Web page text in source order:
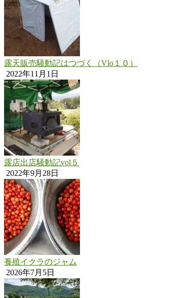
露天販売騒動記はつづく（Vlo１０）
2022年11月1日
露店出店騒動記vol５
2022年9月28日
養殖イクラのジャム
2026年7月5日